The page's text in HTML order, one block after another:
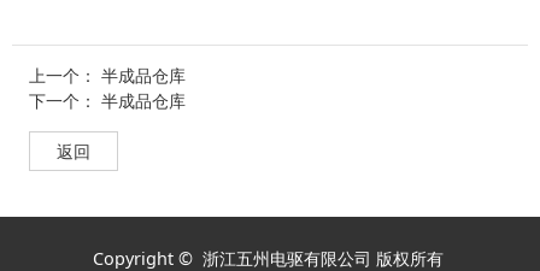
上一个：半成品仓库
下一个：半成品仓库
返回
Copyright © 浙江五州电驱有限公司 版权所有